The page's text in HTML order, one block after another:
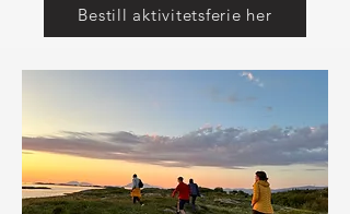
Bestill aktivitetsferie her